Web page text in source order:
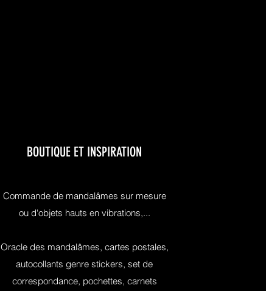
BOUTIQUE ET INSPIRATION
Commande de mandalâmes sur mesure
ou d'objets hauts en vibrations,...
Oracle des mandalâmes, cartes postales,
autocollants genre stickers, set de
correspondance, pochettes, carnets